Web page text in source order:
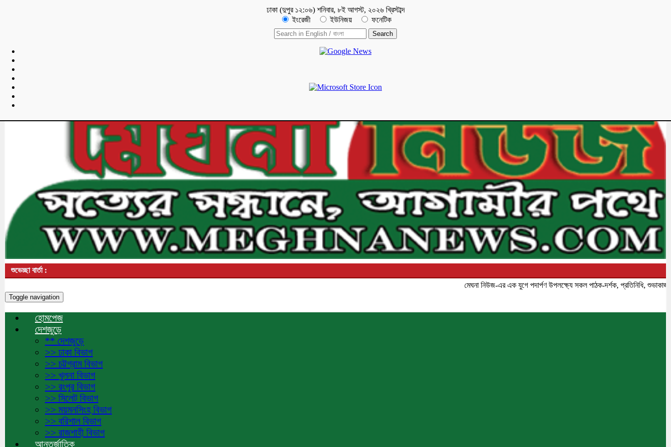
ঢাকা (দুপুর ১২:০৬) শনিবার, ৮ই আগস্ট, ২০২৬ খ্রিস্টাব্দ
ইংরেজী
ইউনিজয় ফনেটিক
শুভেচ্ছা বার্তা :
মেঘনা নিউজ-এর এক যুগে পদার্পণ উপলক্ষ্যে সকল পাঠক-দর্শক, প্রতিনিধি, শুভাকাঙ্ক্ষী,
Toggle navigation
হোমপেজ
দেশজুড়ে
** দেশজুড়ে
>> ঢাকা বিভাগ
>> চট্টগ্রাম বিভাগ
>> খুলনা বিভাগ
>> রংপুর বিভাগ
>> সিলেট বিভাগ
>> ময়মনসিংহ বিভাগ
>> বরিশাল বিভাগ
>> রাজশাহী বিভাগ
আন্তর্জাতিক